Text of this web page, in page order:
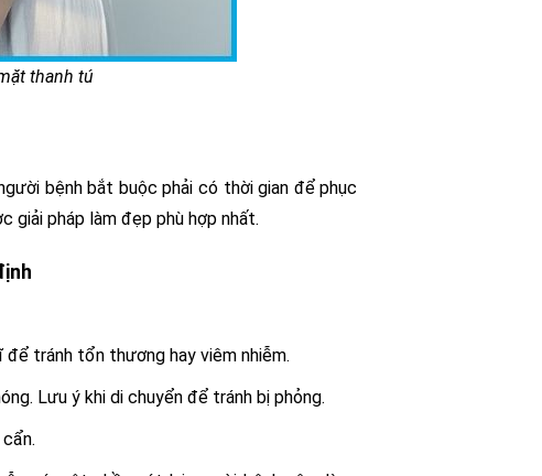
thanh tú
bệnh bắt buộc phải có thời gian để phục
giải pháp làm đẹp phù hợp nhất.
tránh tổn thương hay viêm nhiễm.
Lưu ý khi di chuyển để tránh bị phỏng.